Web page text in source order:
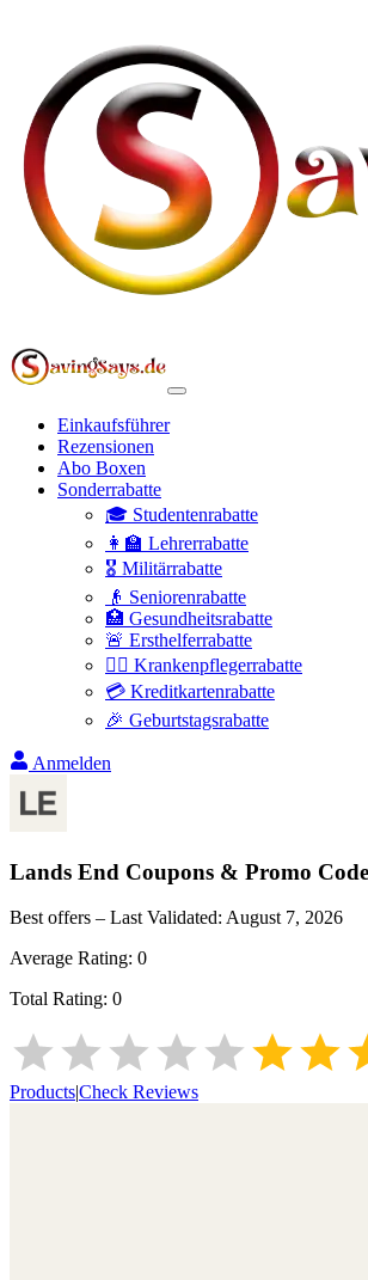
Einkaufsführer
Rezensionen
Abo Boxen
Sonderrabatte
🎓 Studentenrabatte
👩‍🏫 Lehrerrabatte
🎖️ Militärrabatte
👴 Seniorenrabatte
🏥 Gesundheitsrabatte
🚨 Ersthelferrabatte
👩‍⚕️ Krankenpflegerrabatte
💳 Kreditkartenrabatte
🎉 Geburtstagsrabatte
Anmelden
Lands End Coupons & Promo
Best offers – Last Validated: August 7, 2026
Average Rating: 0
Total Rating: 0
Products|Check Reviews